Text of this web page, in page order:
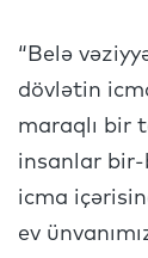
“Belə
dövlətin
maraqlı bir
insanlar bir-
icma
ev